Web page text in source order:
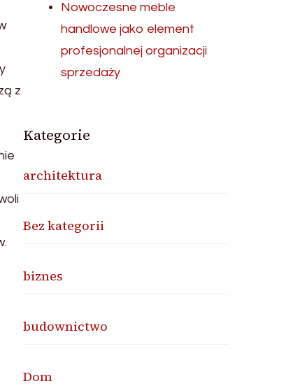
z
Nowoczesne meble
handlowe jako element
profesjonalnej organizacji
sprzedaży
Kategorie
architektura
Bez kategorii
biznes
budownictwo
Dom